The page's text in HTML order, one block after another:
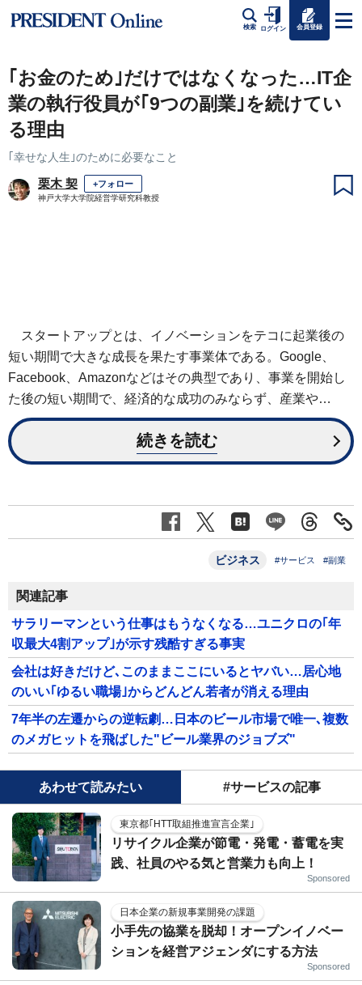
検索 ログイン 会員登録
｢お金のため｣だけではなくなった…IT企
業の執行役員が｢9つの副業｣を続けてい
る理由
｢幸せな人生｣のために必要なこと
栗木 契 +フォロー
神戸大学大学院経営学研究科教授
スタートアップとは、イノベーションをテコに起業後の
短い期間で大きな成長を果たす事業体である。Google、
Facebook、Amazonなどはその典型であり、事業を開始し
た後の短い期間で、経済的な成功のみならず、産業や…
続きを読む
ビジネス #サービス #副業
関連記事
サラリーマンという仕事はもうなくなる…ユニクロの｢年
収最大4割アップ｣が示す残酷すぎる事実
会社は好きだけど､このままここにいるとヤバい…居心地
のいい｢ゆるい職場｣からどんどん若者が消える理由
7年半の左遷からの逆転劇…日本のビール市場で唯一､複数
のメガヒットを飛ばした"ビール業界のジョブズ"
あわせて読みたい #サービスの記事
東京都｢HTT取組推進宣言企業｣
リサイクル企業が節電・発電・蓄電を実
践、社員のやる気と営業力も向上！
Sponsored
日本企業の新規事業開発の課題
小手先の協業を脱却！オープンイノベー
ションを経営アジェンダにする方法
Sponsored